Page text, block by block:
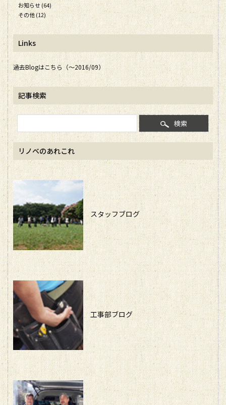
お知らせ (64)
その他 (12)
Links
過去Blogはこちら（～2016/09）
記事検索
検索
リノベのあれこれ
スタッフブログ
工事部ブログ